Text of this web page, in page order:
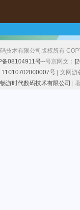
技术有限公司版权所有
备08104911号--号京网文：
11010702000007号 | 文网游
游时代数码技术有限公司 |